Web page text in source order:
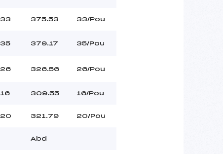
33 375.53 33/Pou
35 379.17 35/Pou
26 326.56 26/Pou
16 309.55 16/Pou
20 321.79 20/Pou
Abd